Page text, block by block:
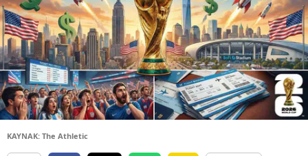
KAYNAK: The Athletic